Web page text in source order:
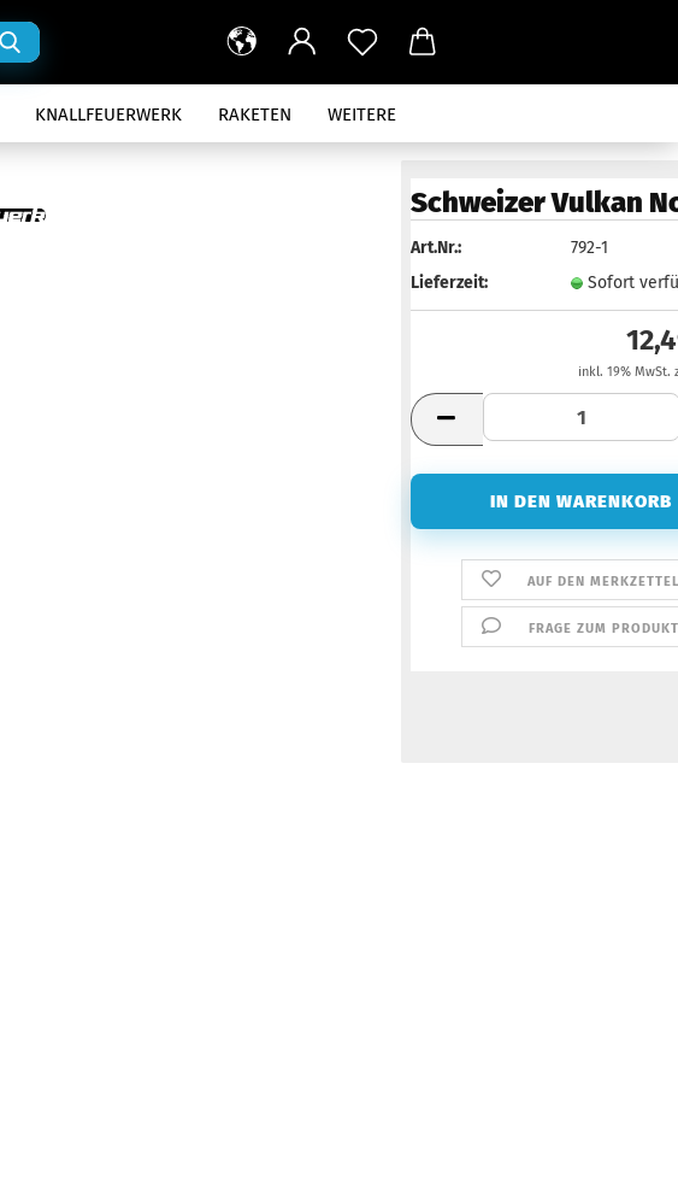
Suche...
KNALLFEUERWERK RAKETEN WEITERE
Schweizer Vulkan
Art.Nr.:
792-1
Lieferzeit:
Sofort
inkl. 19% MwSt.
AUF DEN
FRAGE ZUM PRODUKT